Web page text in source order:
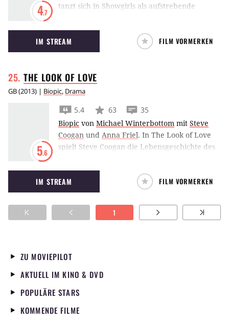
4.7
tanzt sich in Showgirls als aufstrebende
Vegas.
IM STREAM FILM VORMERKEN
THE LOOK OF LOVE
GB(2013) | Biopic, Drama
5.6
5.4 63
35
Biopic von Michael Winterbottom mit Steve
Coogan und Anna Friel. In The Look of Love
spielt Steve Coogan die Lebensgeschichte des
Immobilien-Millionärs Paul Raymond (1925 –
2008) nach.
IM STREAM FILM VORMERKEN
1
ZU MOVIEPILOT
AKTUELL IM KINO & DVD
POPULÄRE STARS
KOMMENDE FILME